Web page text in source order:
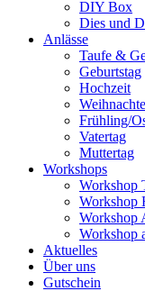
DIY Box
Dies und
Anlässe
Taufe &
Geburtstag
Hochzeit
Frühling/
Vatertag
Muttertag
Workshops
Workshop
Workshop
Workshop
Workshop
Aktuelles
Über uns
Gutschein